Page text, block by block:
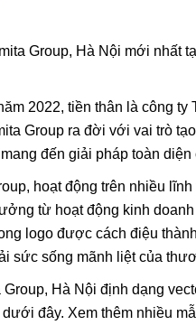
Group, Hà Nội mới
2022, tiền thân là công
Group ra đời với vai trò
đến giải pháp toàn
hoạt động trên nhiều
từ hoạt động kinh
logo được cách điệu
sức sống mãnh liệt của
Hà Nội định dạng
đây. Xem thêm nhiều